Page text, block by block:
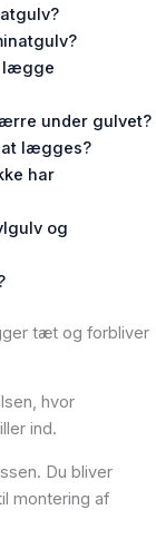
lægge
under gulvet?
lægges?
har
og
tæt og forbliver
hvor
ind.
Du bliver
montering af